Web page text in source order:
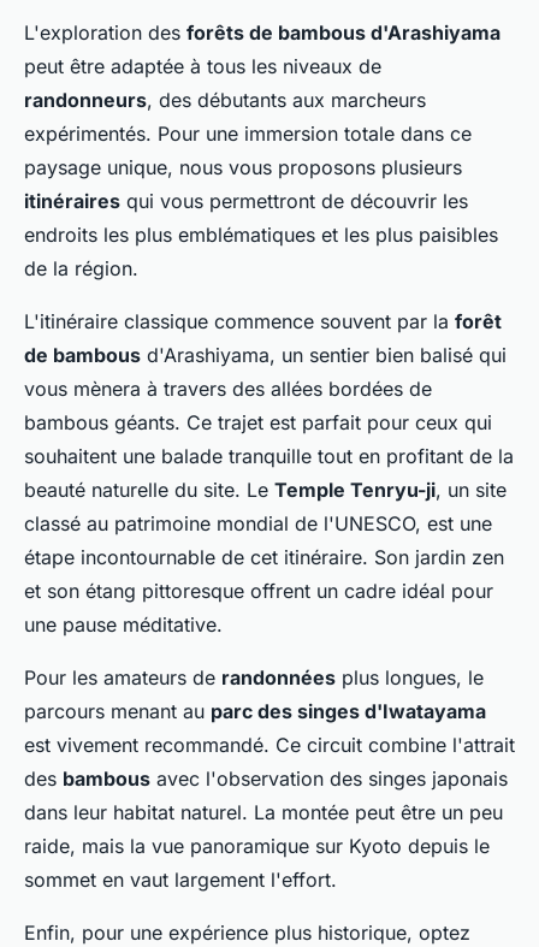
L'exploration des forêts de bambous d'Arashiyama
peut être adaptée à tous les niveaux de
randonneurs, des débutants aux marcheurs
expérimentés. Pour une immersion totale dans ce
paysage unique, nous vous proposons plusieurs
itinéraires qui vous permettront de découvrir les
endroits les plus emblématiques et les plus paisibles
de la région.
L'itinéraire classique commence souvent par la forêt
de bambous d'Arashiyama, un sentier bien balisé qui
vous mènera à travers des allées bordées de
bambous géants. Ce trajet est parfait pour ceux qui
souhaitent une balade tranquille tout en profitant de la
beauté naturelle du site. Le Temple Tenryu-ji, un site
classé au patrimoine mondial de l'UNESCO, est une
étape incontournable de cet itinéraire. Son jardin zen
et son étang pittoresque offrent un cadre idéal pour
une pause méditative.
Pour les amateurs de randonnées plus longues, le
parcours menant au parc des singes d'Iwatayama
est vivement recommandé. Ce circuit combine l'attrait
des bambous avec l'observation des singes japonais
dans leur habitat naturel. La montée peut être un peu
raide, mais la vue panoramique sur Kyoto depuis le
sommet en vaut largement l'effort.
Enfin, pour une expérience plus historique, optez